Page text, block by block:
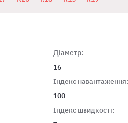
Діаметр:
16
Індекс навантаження:
100
Індекс швидкості: